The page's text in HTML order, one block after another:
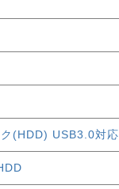
(HDD) USB3.0対応